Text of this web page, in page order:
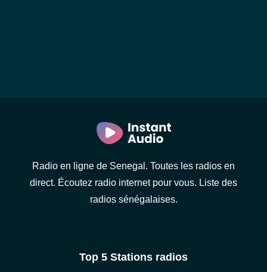
Radio en ligne de Senegal. Toutes les radios en
direct. Écoutez radio internet pour vous. Liste des
radios sénégalaises.
Top 5 Stations radios